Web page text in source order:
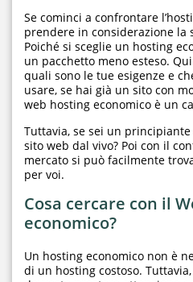
Se cominci a confrontare
prendere in considerazione la
Poiché si sceglie un hosting
un pacchetto meno esteso.
quali sono le tue esigenze e
usare, se hai già un sito con
web hosting economico è un
Tuttavia, se sei un
sito web dal vivo? Poi con il
mercato si può facilmente
per voi.
Cosa cercare con il
economico?
Un hosting economico non è
di un hosting costoso.